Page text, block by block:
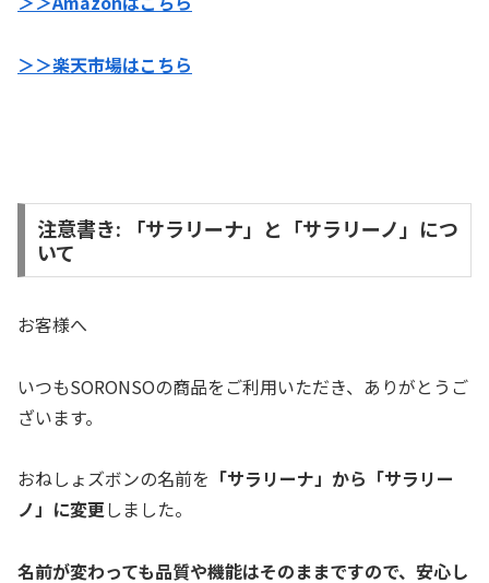
＞＞楽天市場はこちら
注意書き: 「サラリーナ」と「サラリーノ」につ
いて
お客様へ
いつもSORONSOの商品をご利用いただき、ありがとうご
ざいます。
おねしょズボンの名前を 「サラリーナ」から「サラリー
ノ」に変更しました。
名前が変わっても品質や機能はそのままですので、安心し